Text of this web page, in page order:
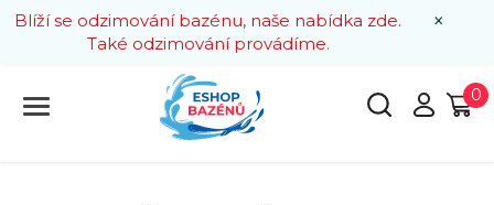
×
Blíží se odzimování bazénu, naše nabídka zde.
Také odzimování provádíme.
0